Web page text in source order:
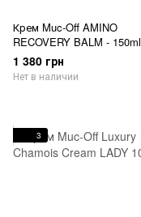
Крем Muc-Off AMINO
RECOVERY BALM - 150ml
1 380 грн
Нет в наличии
3